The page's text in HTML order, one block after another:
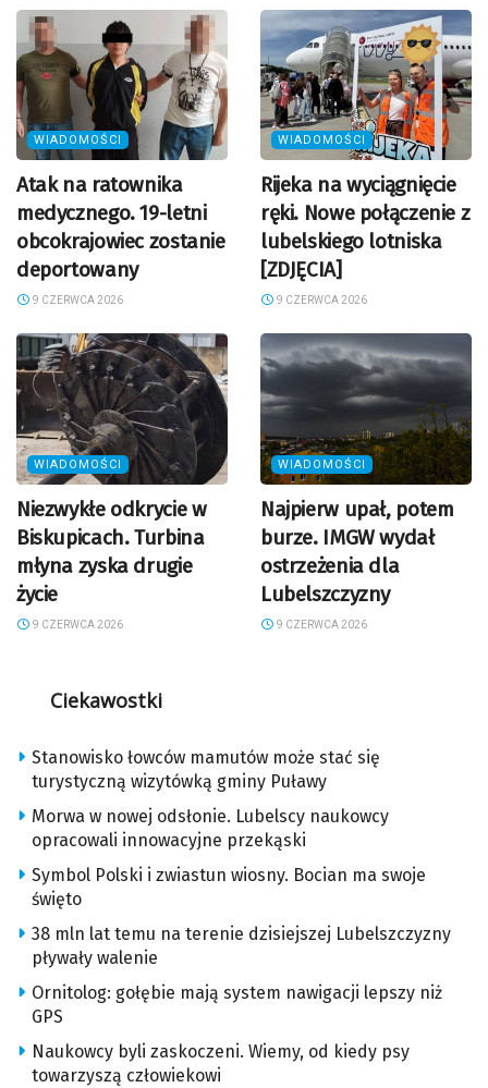
WIADOMOŚCI
Atak na ratownika
medycznego. 19-letni
obcokrajowiec zostanie
deportowany
9 CZERWCA 2026
WIADOMOŚCI
Rijeka na wyciągnięcie
ręki. Nowe połączenie z
lubelskiego lotniska
[ZDJĘCIA]
9 CZERWCA 2026
WIADOMOŚCI
Niezwykłe odkrycie w
Biskupicach. Turbina
młyna zyska drugie
życie
9 CZERWCA 2026
WIADOMOŚCI
Najpierw upał, potem
burze. IMGW wydał
ostrzeżenia dla
Lubelszczyzny
9 CZERWCA 2026
Ciekawostki
Stanowisko łowców mamutów może stać się
turystyczną wizytówką gminy Puławy
Morwa w nowej odsłonie. Lubelscy naukowcy
opracowali innowacyjne przekąski
Symbol Polski i zwiastun wiosny. Bocian ma swoje
święto
38 mln lat temu na terenie dzisiejszej Lubelszczyzny
pływały walenie
Ornitolog: gołębie mają system nawigacji lepszy niż
GPS
Naukowcy byli zaskoczeni. Wiemy, od kiedy psy
towarzyszą człowiekowi